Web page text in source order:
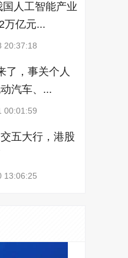
国人工智能产业
万亿元...
20:37:18
了，事关个人
汽车、...
00:01:59
五大行，港股
13:06:25